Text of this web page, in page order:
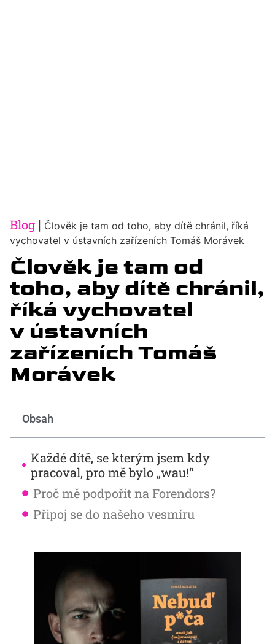
Blog
Člověk je tam od toho, aby dítě chránil, říká
vychovatel v ústavních zařízeních Tomáš Morávek
Člověk je tam od
toho, aby dítě chránil,
říká vychovatel
v ústavních
zařízeních Tomáš
Morávek
Obsah
Každé dítě, se kterým jsem kdy
pracoval, pro mě bylo „wau!“
Proč mě podpořit na Forendors?
Připoj se do našeho vesmíru